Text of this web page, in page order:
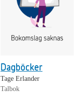
Dagböcker
Tage Erlander
Talbok